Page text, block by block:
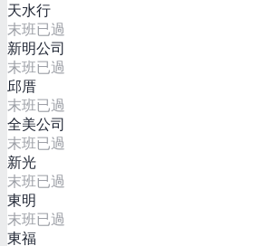
天水行
末班已過
新明公司
末班已過
邱厝
末班已過
全美公司
末班已過
新光
末班已過
東明
末班已過
東福